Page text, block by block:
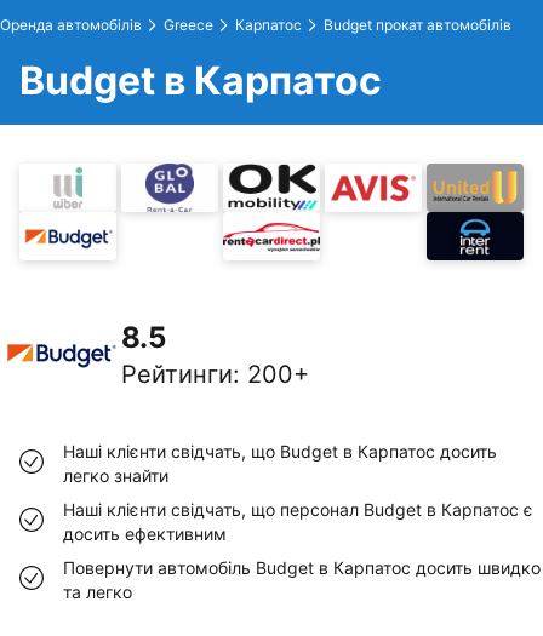
Оренда автомобілів Greece Карпатос Budget прокат автомобілів
Budget в Карпатос
8.5
Рейтинги: 200+
Наші клієнти свідчать, що Budget в Карпатос досить
легко знайти
Наші клієнти свідчать, що персонал Budget в Карпатос є
досить ефективним
Повернути автомобіль Budget в Карпатос досить швидко
та легко